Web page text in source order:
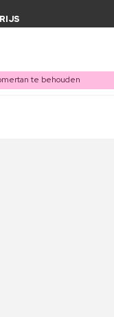
te behouden